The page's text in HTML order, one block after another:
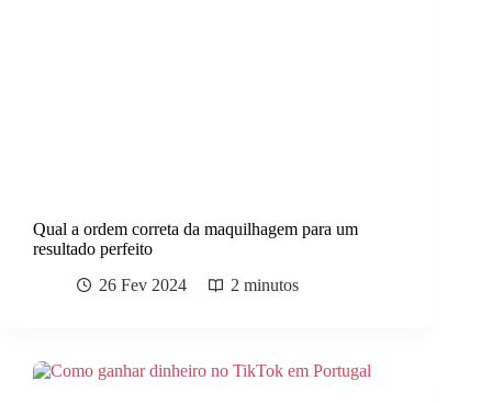
Qual a ordem correta da maquilhagem para um
resultado perfeito
26 Fev 2024
2 minutos